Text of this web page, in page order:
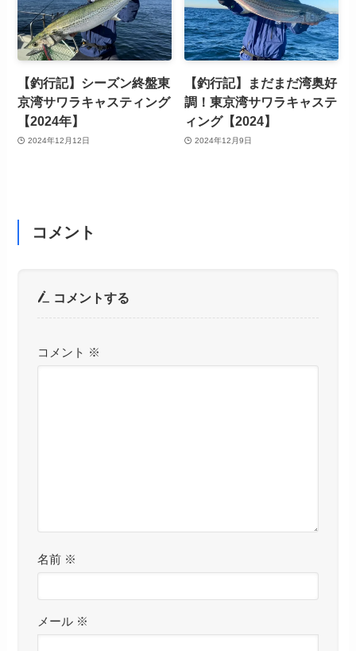
【釣行記】シーズン終盤東
京湾サワラキャスティング
【2024年】
2024年12月12日
【釣行記】まだまだ湾奥好
調！東京湾サワラキャステ
ィング【2024】
2024年12月9日
コメント
コメントする
コメント ※
名前 ※
メール ※